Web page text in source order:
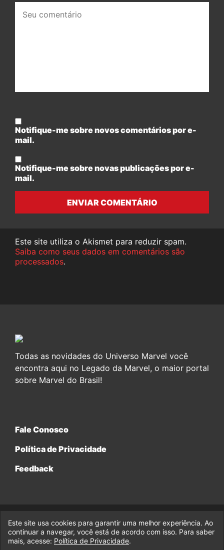
comentário:
Notifique-me sobre novos comentários por e-
mail.
Notifique-me sobre novas publicações por e-
mail.
ENVIAR COMENTÁRIO
Este site utiliza o Akismet para reduzir spam.
Saiba como seus dados em comentários são
processados.
Todas as novidades do Universo Marvel você
encontra aqui no Legado da Marvel, o maior portal
sobre Marvel do Brasil!
Fale Conosco
Política de Privacidade
Feedback
© 2017-2026 Legado da Marvel, uma empresa da Legado
Enterprises.
Este site usa cookies para garantir uma melhor experiência. Ao
continuar a navegar, você está de acordo com isso. Para saber
mais, acesse: Política de Privacidade.